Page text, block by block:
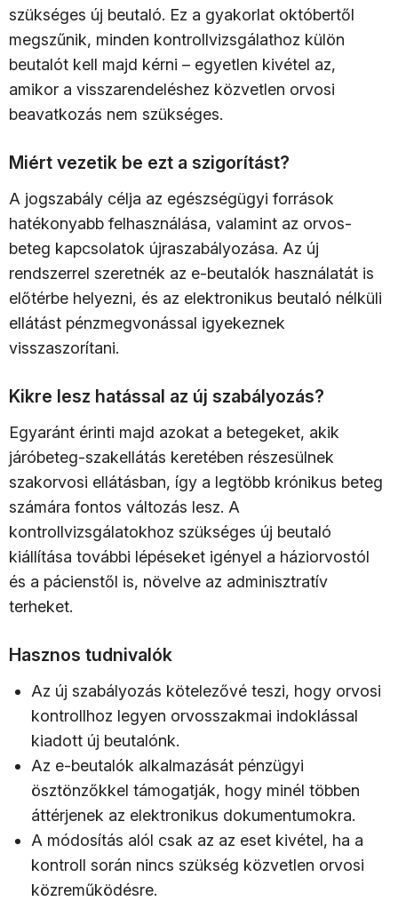
szükséges új beutaló. Ez a gyakorlat októbertől
megszűnik, minden kontrollvizsgálathoz külön
beutalót kell majd kérni – egyetlen kivétel az,
amikor a visszarendeléshez közvetlen orvosi
beavatkozás nem szükséges.
Miért vezetik be ezt a szigorítást?
A jogszabály célja az egészségügyi források
hatékonyabb felhasználása, valamint az orvos-
beteg kapcsolatok újraszabályozása. Az új
rendszerrel szeretnék az e-beutalók használatát is
előtérbe helyezni, és az elektronikus beutaló nélküli
ellátást pénzmegvonással igyekeznek
visszaszorítani.
Kikre lesz hatással az új szabályozás?
Egyaránt érinti majd azokat a betegeket, akik
járóbeteg-szakellátás keretében részesülnek
szakorvosi ellátásban, így a legtöbb krónikus beteg
számára fontos változás lesz. A
kontrollvizsgálatokhoz szükséges új beutaló
kiállítása további lépéseket igényel a háziorvostól
és a pácienstől is, növelve az adminisztratív
terheket.
Hasznos tudnivalók
Az új szabályozás kötelezővé teszi, hogy orvosi
kontrollhoz legyen orvosszakmai indoklással
kiadott új beutalónk.
Az e-beutalók alkalmazását pénzügyi
ösztönzőkkel támogatják, hogy minél többen
áttérjenek az elektronikus dokumentumokra.
A módosítás alól csak az az eset kivétel, ha a
kontroll során nincs szükség közvetlen orvosi
közreműködésre.